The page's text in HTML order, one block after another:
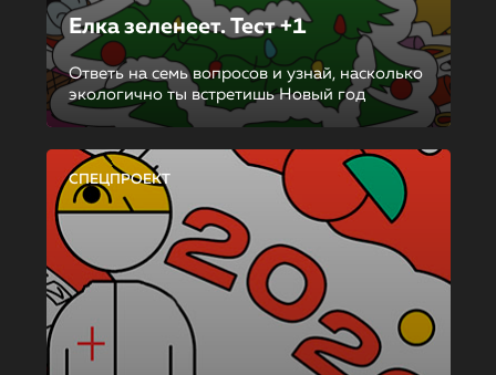
Елка зеленеет. Тест +1
Ответь на семь вопросов и узнай, насколько
экологично ты встретишь Новый год
СПЕЦПРОЕКТ